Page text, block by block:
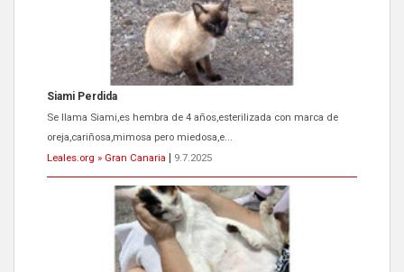
Siami Perdida
Se llama Siami,es hembra de 4 años,esterilizada con marca de
oreja,cariñosa,mimosa pero miedosa,e...
Leales.org » Gran Canaria
9.7.2025